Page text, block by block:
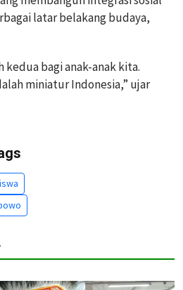
latar belakang budaya,
kedua bagi anak-anak kita.
miniatur Indonesia,” ujar